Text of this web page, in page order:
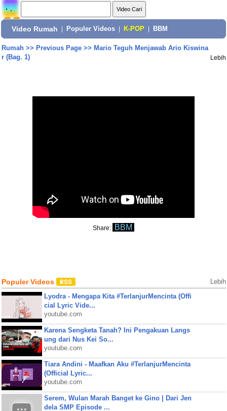
Video Rumah Populer Videos K-POP BBM
Rumah>> Previous Page>> Mario Teguh Menjawab Ario Kiswina
r (Bag. 1)
Lebih
Share: BBM
Populer Videos Lebih
Lyodra - Mengapa Kita #TerlanjurMencinta (Offi
cial Lyric Vide...
youtube.com
Karena Sengketa Tanah? Ini Pengakuan Langs
ung dari Nus Kei So...
youtube.com
Tiara Andini - Maafkan Aku #TerlanjurMencinta
(Official Lyric...
youtube.com
Serem, Wulan Marah Banget ke Gino | Dari Jen
dela SMP Episode ...